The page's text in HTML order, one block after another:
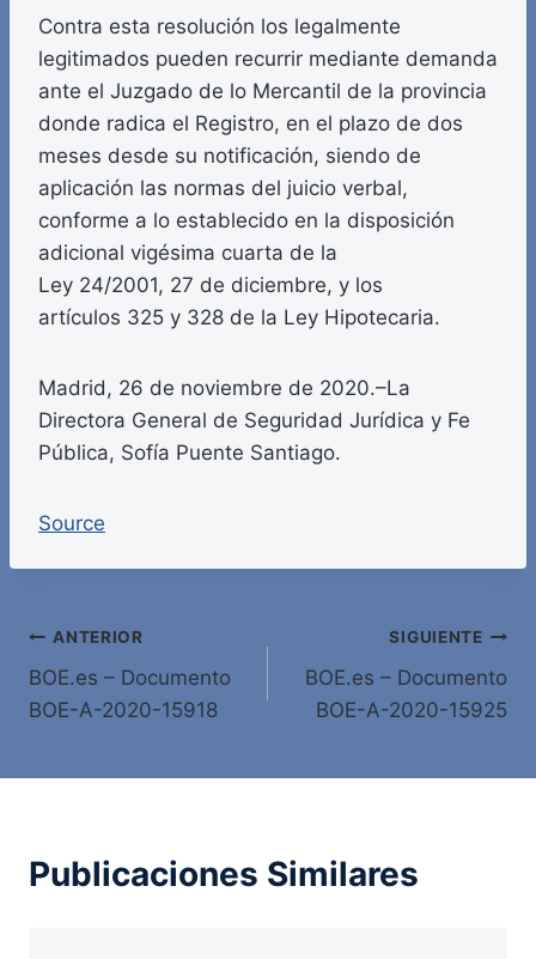
Contra esta resolución los legalmente
legitimados pueden recurrir mediante demanda
ante el Juzgado de lo Mercantil de la provincia
donde radica el Registro, en el plazo de dos
meses desde su notificación, siendo de
aplicación las normas del juicio verbal,
conforme a lo establecido en la disposición
adicional vigésima cuarta de la
Ley 24/2001, 27 de diciembre, y los
artículos 325 y 328 de la Ley Hipotecaria.
Madrid, 26 de noviembre de 2020.–La
Directora General de Seguridad Jurídica y Fe
Pública, Sofía Puente Santiago.
Source
Navegación
de
ANTERIOR
BOE.es – Documento
BOE-A-2020-15918
SIGUIENTE
BOE.es – Documento
BOE-A-2020-15925
Publicaciones Similares